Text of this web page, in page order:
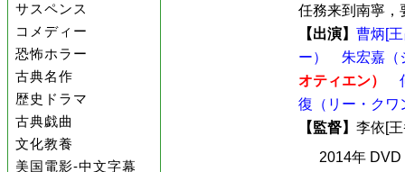
サスペンス
コメディー
恐怖ホラー
古典名作
歴史ドラマ
古典戯曲
文化教養
美国電影-中文字幕
任務来到南寧，
【出演】 曹炳[
ー）
朱宏嘉（
オティエン）
復（リー・クワ
【監督】 李依[
2014年